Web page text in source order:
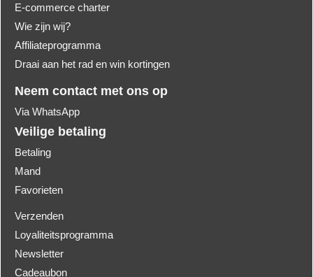
E-commerce charter
Wie zijn wij?
Affiliateprogramma
Draai aan het rad en win kortingen
Neem contact met ons op
Via WhatsApp
Veilige betaling
Betaling
Mand
Favorieten
Verzenden
Loyaliteitsprogramma
Newsletter
Cadeaubon